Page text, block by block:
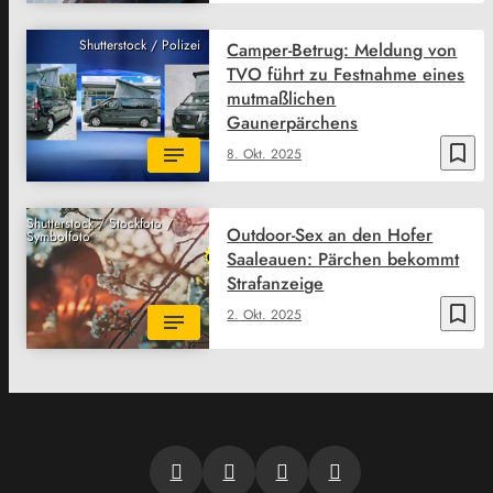
Shutterstock / Polizei
bookmark_border
8. Okt. 2025
Camper-Betrug: Meldung von
TVO führt zu Festnahme eines
mutmaßlichen
Gaunerpärchens
Shutterstock / Stockfoto /
Symbolfoto
bookmark_border
2. Okt. 2025
Outdoor-Sex an den Hofer
Saaleauen: Pärchen bekommt
Strafanzeige